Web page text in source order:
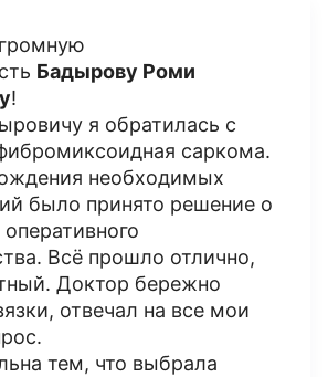
Бадырову Роми
!
я обратилась с
саркома.
необходимых
было принято решение о
Всё прошло отлично,
Доктор бережно
отвечал на все мои
тем, что выбрала